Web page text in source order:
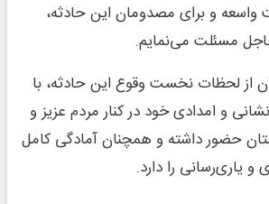
و برای مصدومان این حادثه،
مسئلت می‌نمایم.
از لحظات نخست وقوع این حادثه، با
و امدادی خود در کنار مردم عزیز و
حضور داشته و همچنان آمادگی کامل
و یاری‌رسانی را دارد.